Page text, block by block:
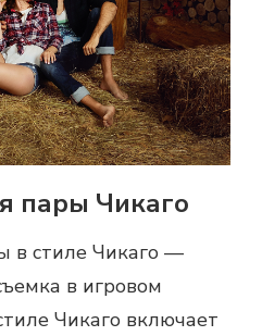
пары Чикаго
в стиле Чикаго —
в игровом
Чикаго включает